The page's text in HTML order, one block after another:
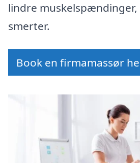
lindre muskelspændinger,
smerter.
Book en firmamassør